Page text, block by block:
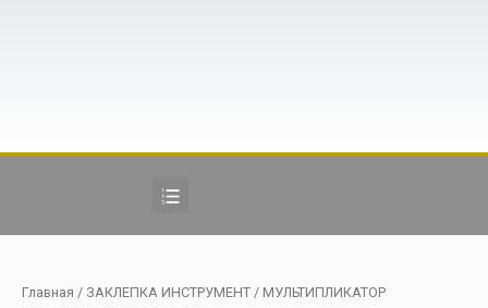
Главная / ЗАКЛЕПКА ИНСТРУМЕНТ / МУЛЬТИПЛИКАТОР